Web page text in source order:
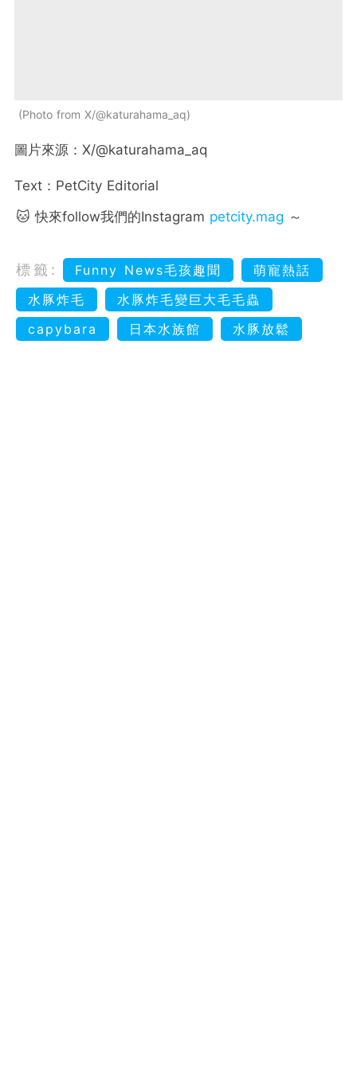
Photo from X/@katurahama_aq
圖片來源：X/@katurahama_aq
Text：PetCity Editorial
🐱 快來follow我們的Instagram petcity.mag ～
標籤: Funny News毛孩趣聞
萌寵熱話
水豚炸毛
水豚炸毛變巨大毛毛蟲
capybara
日本水族館 水豚放鬆